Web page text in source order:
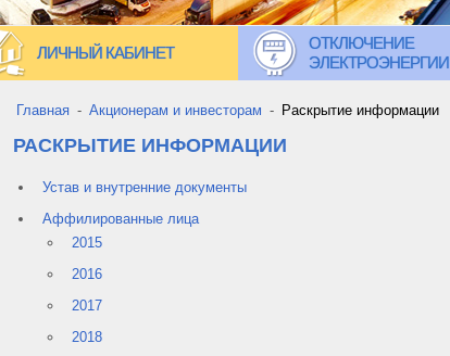
ЛИЧНЫЙ КАБИНЕТ
ОТКЛЮЧЕНИЕ
ЭЛЕКТРОЭНЕРГИИ
Главная - Акционерам и инвесторам - Раскрытие информации
РАСКРЫТИЕ ИНФОРМАЦИИ
Устав и внутренние документы
Аффилированные лица
2015
2016
2017
2018